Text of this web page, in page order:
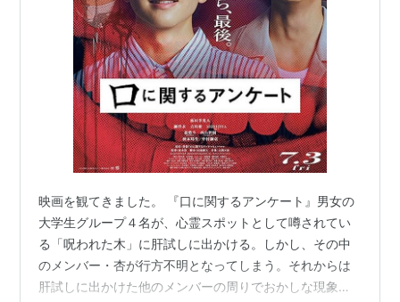
映画を観てきました。 『口に関するアンケート』男女の
大学生グループ４名が、心霊スポットとして噂されてい
る「呪われた木」に肝試しに出かける。しかし、その中
のメンバー・杏が行方不明となってしまう。それからは
肝試しに出かけた他のメンバーの周りでおかしな現象が